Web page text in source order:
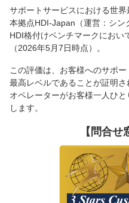
サポートサービスにおける世
本拠点HDI-Japan（運営：シン
HDI格付けベンチマークにおい
（2026年5月7日時点）。
この評価は、お客様へのサポ
最高レベルであることが証明
オペレーターがお客様一人ひ
します。
【問合せ